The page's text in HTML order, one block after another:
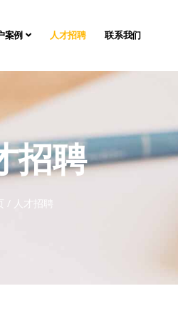
案例 人才招聘 联系我们
招聘
/ 人才招聘